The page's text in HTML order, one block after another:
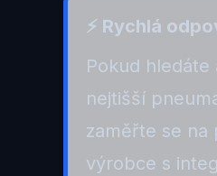
⚡ Rychlá
Pokud hledáte
nejtišší
zaměřte se na
výrobce s